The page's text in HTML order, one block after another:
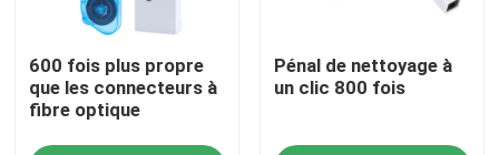
600 fois plus propre
que les connecteurs à
fibre optique
Pénal de nettoyage à
un clic 800 fois